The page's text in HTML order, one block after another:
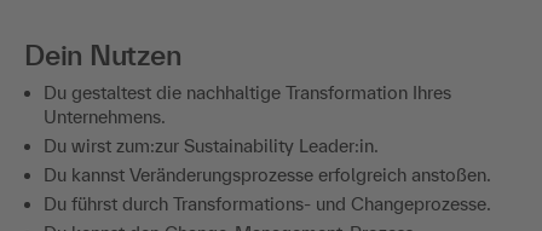
Dein Nutzen
Du gestaltest die nachhaltige Transformation Ihres
Unternehmens.
Du wirst zum:zur Sustainability Leader:in.
Du kannst Veränderungsprozesse erfolgreich anstoßen.
Du führst durch Transformations- und Changeprozesse.